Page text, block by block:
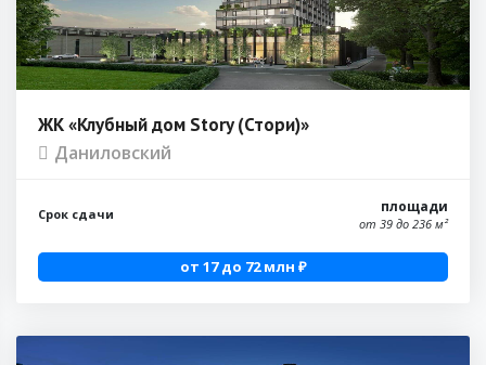
ЖК «Клубный дом Story (Стори)»
Даниловский
Срок сдачи площади
от 39 до 236 м²
от 17 до 72 млн ₽